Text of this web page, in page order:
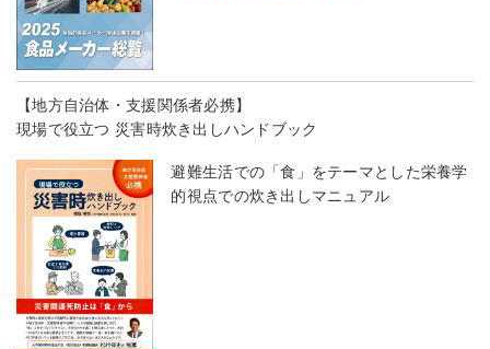
【地方自治体・支援関係者必携】
現場で役立つ 災害時炊き出しハンドブック
避難生活での「食」をテーマとした栄養学
的視点での炊き出しマニュアル